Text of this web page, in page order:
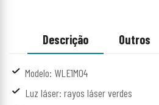
Descrição Outros
Modelo: WLE1M04
Luz láser: rayos láser verdes